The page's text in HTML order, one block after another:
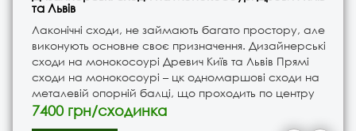
та Львів
Лаконічні сходи, не займають багато простору, але
виконують основне своє призначення. Дизайнерські
сходи на монокосоурі Древич Київ та Львів Прямі
сходи на монокосоурі – цк одномаршові сходи на
металевій опорній балці, що проходить по центру
конструкції. Підсходинки зазвичай залишають
7400 грн/сходинка